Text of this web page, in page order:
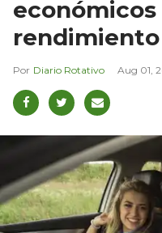
rendimiento
Diario Rotativo Aug 01,